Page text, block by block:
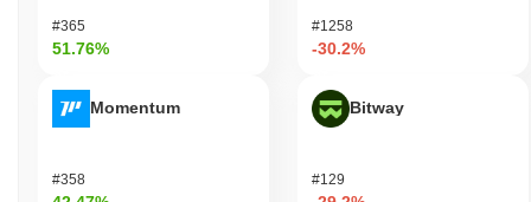
#365
51.76%
Momentum
#358
#1258
-30.2%
Bitway
#129